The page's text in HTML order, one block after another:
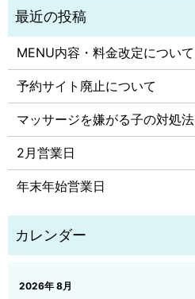
MENU内容・料金改定について
予約サイト廃止について
マッサージを嫌がる子の対処法
2月営業日
年末年始営業日
2026年 8月